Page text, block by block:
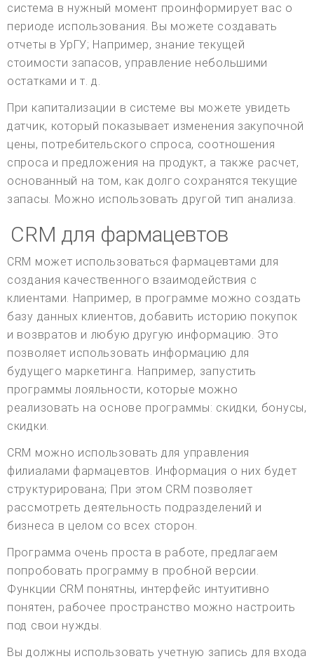
система в нужный момент проинформирует вас о
периоде использования. Вы можете создавать
отчеты в УрГУ; Например, знание текущей
стоимости запасов, управление небольшими
остатками и т. д.
При капитализации в системе вы можете увидеть
датчик, который показывает изменения закупочной
цены, потребительского спроса, соотношения
спроса и предложения на продукт, а также расчет,
основанный на том, как долго сохранятся текущие
запасы. Можно использовать другой тип анализа.
CRM для фармацевтов
CRM может использоваться фармацевтами для
создания качественного взаимодействия с
клиентами. Например, в программе можно создать
базу данных клиентов, добавить историю покупок
и возвратов и любую другую информацию. Это
позволяет использовать информацию для
будущего маркетинга. Например, запустить
программы лояльности, которые можно
реализовать на основе программы: скидки, бонусы,
скидки.
CRM можно использовать для управления
филиалами фармацевтов. Информация о них будет
структурирована; При этом CRM позволяет
рассмотреть деятельность подразделений и
бизнеса в целом со всех сторон.
Программа очень проста в работе, предлагаем
попробовать программу в пробной версии.
Функции CRM понятны, интерфейс интуитивно
понятен, рабочее пространство можно настроить
под свои нужды.
Вы должны использовать учетную запись для входа